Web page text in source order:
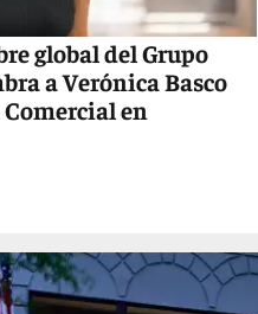
global del Grupo
a Verónica Basco
en